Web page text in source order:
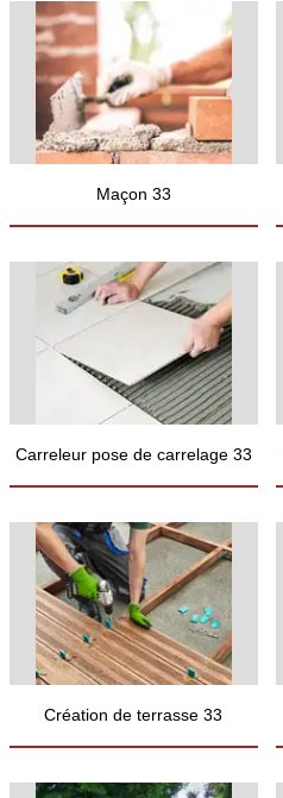
Maçon 33
Carreleur pose de carrelage 33
Création de terrasse 33